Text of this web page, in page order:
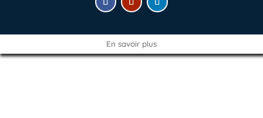
En savoir plus